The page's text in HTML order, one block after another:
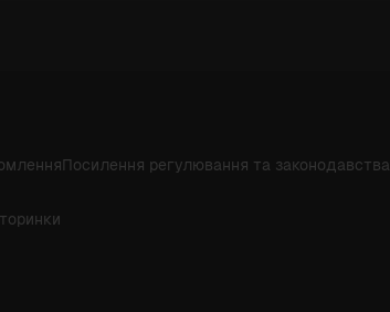
Посилення регулювання та законодавства